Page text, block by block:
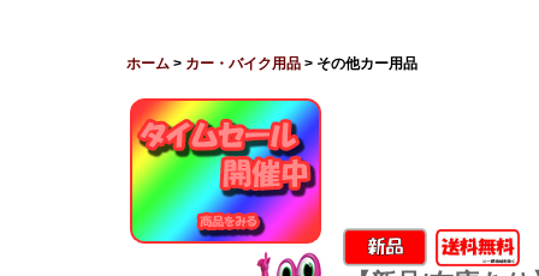
ホーム > カー・バイク用品 > その他カー用品